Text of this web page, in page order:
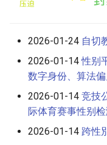
2026-01-24 自切
2026-01-14性别
数字身份、算法
2026-01-14 竞技
际体育赛事性别
2026-01-14 跨性